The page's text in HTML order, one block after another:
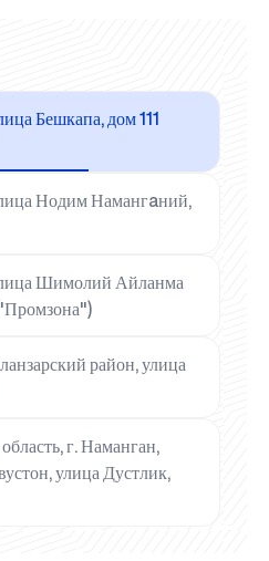
Бешкапа, дом 111
Нодим Намангaний,
Шимолий Айланма
район, улица
г. Наманган,
улица Дустлик,